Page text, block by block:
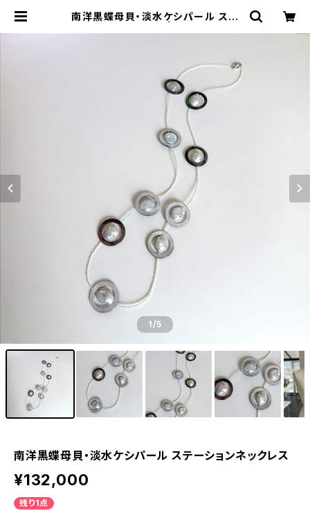
南洋黒蝶母貝・淡水ケシパール ステ
1/5
南洋黒蝶母貝・淡水ケシパール ステーションネックレス
¥132,000
残り1点